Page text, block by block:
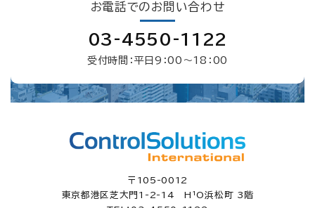
お電話でのお問い合わせ
03-4550-1122
受付時間：平日9：00〜18：00
〒105-0012
東京都港区芝大門1-2-14 H¹O浜松町 3階